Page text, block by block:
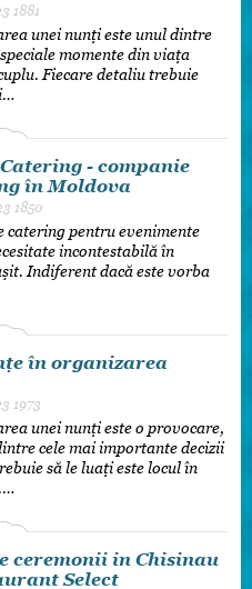
1881
unei nunți este unul dintre
momente din viața
Fiecare detaliu trebuie
- companie
în Moldova
1850
catering pentru evenimente
incontestabilă în
Indiferent dacă este vorba
în organizarea
1973
unei nunți este o provocare,
cele mai importante decizii
să le luați este locul în
ceremonii in Chisinau
Select